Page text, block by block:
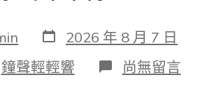
發
表
日
期
2026 年 8 月 7 日
鐘聲輕輕響 在
〈為
尚無留言